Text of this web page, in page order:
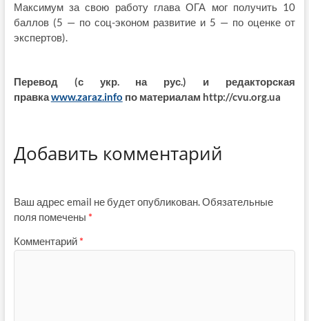
Максимум за свою работу глава ОГА мог получить 10
баллов (5 — по соц-эконом развитие и 5 — по оценке от
экспертов).
Перевод (с укр. на рус.) и редакторская
правкаwww.zaraz.info по материалам http://cvu.org.ua
Добавить комментарий
Ваш адрес email не будет опубликован.Обязательные
поля помечены *
Комментарий *